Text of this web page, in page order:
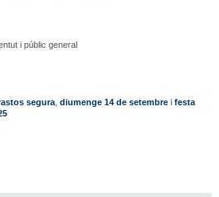
i públic general
segura, diumenge 14 de setembrei festa